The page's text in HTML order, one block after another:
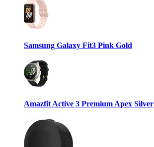
Samsung Galaxy Fit3 Pink Gold
Amazfit Active 3 Premium Apex Silver